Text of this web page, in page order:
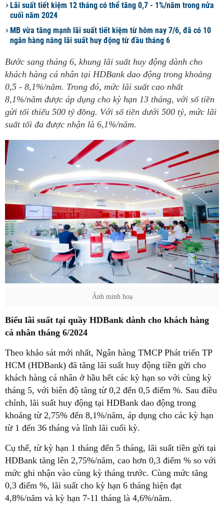
Lãi suất tiết kiệm 12 tháng có thể tăng 0,7 - 1%/năm trong nửa
cuối năm 2024
MB vừa tăng mạnh lãi suất tiết kiệm từ hôm nay 7/6, đã có 10
ngân hàng nâng lãi suất huy động từ đầu tháng 6
Bước sang tháng 6, khung lãi suất huy động dành cho
khách hàng cá nhân tại HDBank dao động trong khoảng
0,5 - 8,1%/năm. Trong đó, mức lãi suất cao nhất
8,1%/năm được áp dụng cho kỳ hạn 13 tháng, với số tiền
gửi tối thiểu 500 tỷ đồng. Với số tiền dưới 500 tỷ, mức lãi
suất tối đa được nhận là 6,1%/năm.
Ảnh minh hoạ
Biểu lãi suất tại quầy HDBank dành cho khách hàng
cá nhân tháng 6/2024
Theo khảo sát mới nhất, Ngân hàng TMCP Phát triển TP
HCM (HDBank) đã tăng lãi suất huy động tiền gửi cho
khách hàng cá nhân ở hầu hết các kỳ hạn so với cùng kỳ
tháng 5, với biên độ tăng từ 0,2 đến 0,5 điểm %. Sau điều
chỉnh, lãi suất huy động tại HDBank dao động trong
khoảng từ 2,75% đến 8,1%/năm, áp dụng cho các kỳ hạn
từ 1 đến 36 tháng và lĩnh lãi cuối kỳ.
Cụ thể, từ kỳ hạn 1 tháng đến 5 tháng, lãi suất tiền gửi tại
HDBank tăng lên 2,75%/năm, cao hơn 0,3 điểm % so với
mức ghi nhận vào cùng kỳ tháng trước. Cùng mức tăng
0,3 điểm %, lãi suất cho kỳ hạn 6 tháng hiện đạt
4,8%/năm và kỳ hạn 7-11 tháng là 4,6%/năm.